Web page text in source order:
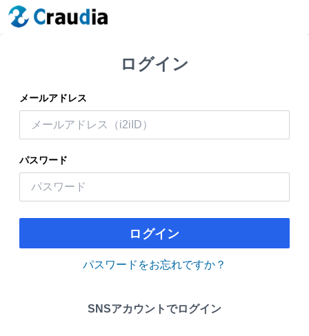
ログイン
メールアドレス
パスワード
ログイン
パスワードをお忘れですか？
SNSアカウントでログイン